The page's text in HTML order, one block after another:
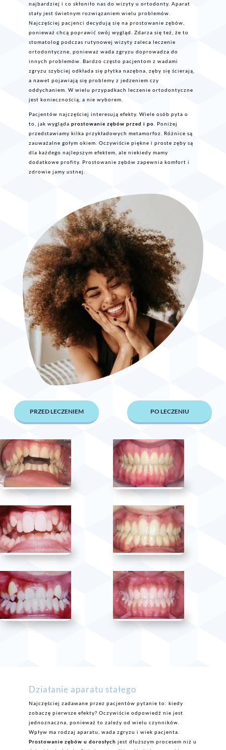
najbardziej i co skłoniło nas do wizyty u ortodonty. Aparat
stały jest świetnym rozwiązaniem wielu problemów.
Najczęściej pacjenci decydują się na prostowanie zębów,
ponieważ chcą poprawić swój wygląd. Zdarza się też, że to
stomatolog podczas rutynowej wizyty zaleca leczenie
ortodontyczne, ponieważ wada zgryzu doprowadza do
innych problemów. Bardzo często pacjentom z wadami
zgryzu szybciej odkłada się płytka nazębna, zęby się ścierają,
a nawet pojawiają się problemy z jedzeniem czy
oddychaniem. W wielu przypadkach leczenie ortodontyczne
jest koniecznością, a nie wyborem.
Pacjentów najczęściej interesują efekty. Wiele osób pyta o
to, jak wyglądaprostowanie zębów przed i po
. Poniżej
przedstawiamy kilka przykładowych metamorfoz. Różnice są
zauważalne gołym okiem. Oczywiście piękne i proste zęby są
dla każdego najlepszym efektem, ale niekiedy mamy
dodatkowe profity. Prostowanie zębów zapewnia komfort i
zdrowie jamy ustnej.
PRZED LECZENIEM PO LECZENIU
Działanie aparatu stałego
Najczęściej zadawane przez pacjentów pytanie to: kiedy
zobaczę pierwsze efekty? Oczywiście odpowiedź nie jest
jednoznaczna, ponieważ to zależy od wielu czynników.
Wpływ ma rodzaj aparatu, wada zgryzu i wiek pacjenta.
Prostowanie zębów u dorosłych jest dłuższym procesem niż u